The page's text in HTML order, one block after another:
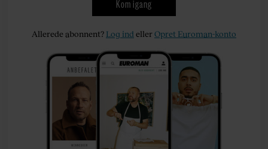
Kom igang
Allerede abonnent? Log ind ellerOpret Euroman-konto